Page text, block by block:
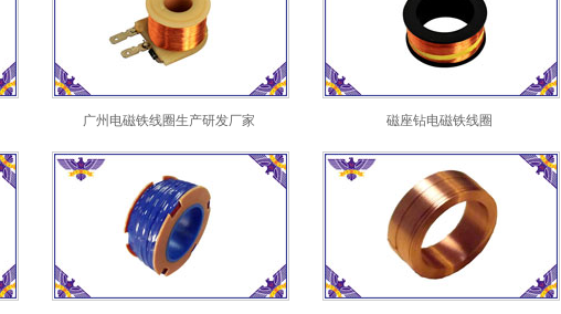
广州电磁铁线圈生产研发厂家 磁座钻电磁铁线圈